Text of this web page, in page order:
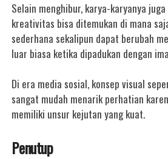
Selain menghibur, karya-karyanya
kreativitas bisa ditemukan di mana
sederhana sekalipun dapat berubah
luar biasa ketika dipadukan dengan
Di era media sosial, konsep visual
sangat mudah menarik perhatian
memiliki unsur kejutan yang kuat.
Penutup